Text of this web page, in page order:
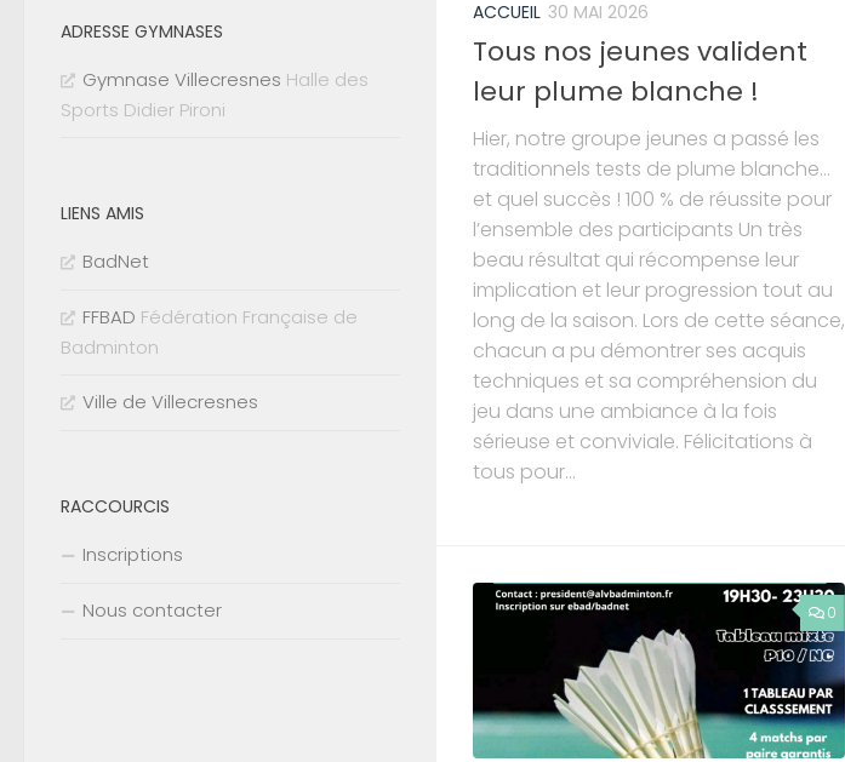
ACCUEIL 30 MAI 2026
Tous nos jeunes valident
leur plume blanche !
Hier, notre groupe jeunes a passé les
traditionnels tests de plume blanche…
et quel succès ! 100 % de réussite pour
l’ensemble des participants Un très
beau résultat qui récompense leur
implication et leur progression tout au
long de la saison. Lors de cette séance,
chacun a pu démontrer ses acquis
techniques et sa compréhension du
jeu dans une ambiance à la fois
sérieuse et conviviale. Félicitations à
tous pour...
0
ADRESSE GYMNASES
Gymnase Villecresnes Halle des
Sports Didier Pironi
LIENS AMIS
BadNet
FFBAD Fédération Française de
Badminton
Ville de Villecresnes
RACCOURCIS
Inscriptions
Nous contacter